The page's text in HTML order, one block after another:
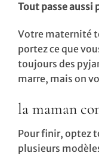
Tout passe aussi
Votre maternité
portez ce que
toujours des
marre, mais on
la maman
Pour finir, optez
plusieurs